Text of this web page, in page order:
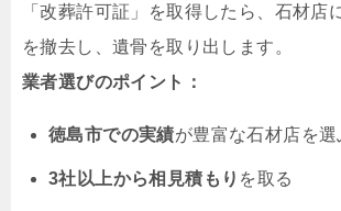
「改葬許可証」を取得したら、石材店
を撤去し、遺骨を取り出します。
業者選びのポイント：
徳島市での実績が豊富な石材店を選
3社以上から相見積もり を取る